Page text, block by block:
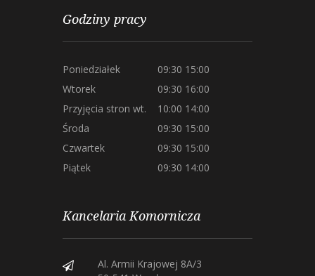
Godziny pracy
Poniedziałek
Wtorek
Przyjęcia stron wt.
Środa
Czwartek
Piątek
09:30 15:00
09:30 16:00
10:00 14:00
09:30 15:00
09:30 15:00
09:30 14:00
Kancelaria Komornicza
Al. Armii Krajowej 8A/3